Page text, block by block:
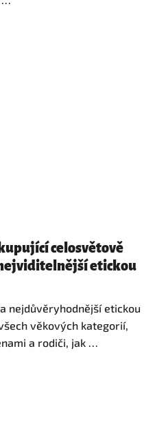
celosvětově
etickou
nejdůvěryhodnější etickou
věkových kategorií,
a rodiči, jak …